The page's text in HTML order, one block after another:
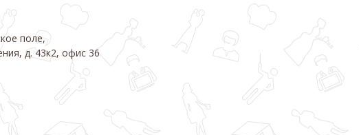
поле,
д. 43к2, офис 36